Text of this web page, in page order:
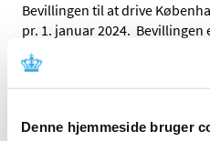
Denne hjemmeside bruger
Bevillingen til at drive
pr. 1. januar 2024. Bevillingen
Ledig bevilling til
|3. juli 2023|